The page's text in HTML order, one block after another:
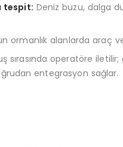
tespit: Deniz buzu, dalga
ormanlık alanlarda araç
sırasında operatöre
entegrasyon sağlar.